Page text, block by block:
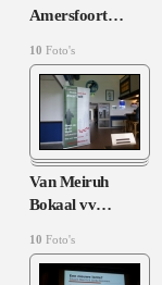
Amersfoort…
10 Foto's
Van Meiruh
Bokaal vv…
10 Foto's